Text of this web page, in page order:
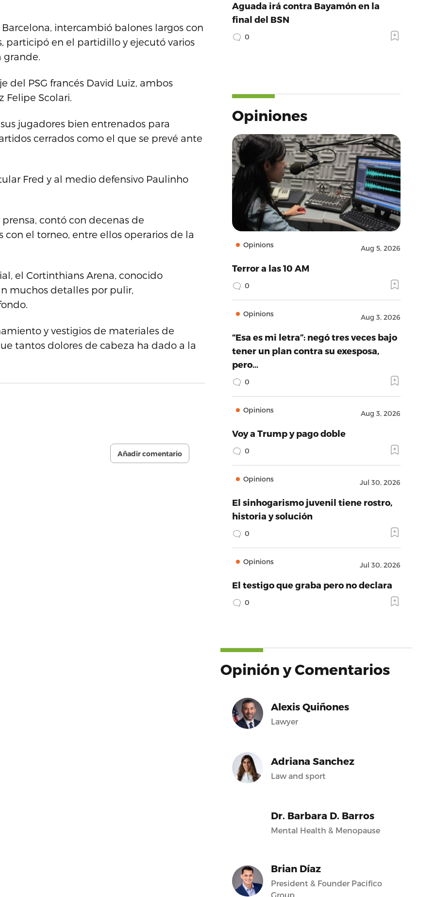
intercambió balones largos con
participó en el partidillo y ejecutó varios
grande.
del PSG francés David Luiz, ambos
Felipe Scolari.
jugadores bien entrenados para
cerrados como el que se prevé ante
Fred y al medio defensivo Paulinho
contó con decenas de
el torneo, entre ellos operarios de la
el Cortinthians Arena, conocido
muchos detalles por pulir,
y vestigios de materiales de
tantos dolores de cabeza ha dado a la
Añadir comentario
Aguada irá contra Bayamón en la
final del BSN
0
Opiniones
Opinions Aug 5, 2026
Terror a las 10 AM
0
Opinions Aug 3, 2026
“Esa es mi letra”: negó tres veces bajo
tener un plan contra su exesposa,
pero…
0
Opinions Aug 3, 2026
Voy a Trump y pago doble
0
Opinions Jul 30, 2026
El sinhogarismo juvenil tiene rostro,
historia y solución
0
Opinions Jul 30, 2026
El testigo que graba pero no declara
0
Opinión y Comentarios
Alexis Quiñones
Lawyer
Adriana Sanchez
Law and sport
Dr. Barbara D. Barros
Mental Health & Menopause
Brian Díaz
President & Founder Pacifico
Group